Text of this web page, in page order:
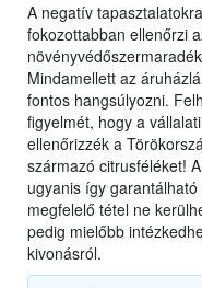
A negatív
fokozottabban ellenőrzi
Mindamellett az
fontos hangsúlyozni.
figyelmét, hogy a
ellenőrizzék a
származó citrusféléket!
ugyanis így
megfelelő tétel ne
pedig mielőbb
kivonásról.